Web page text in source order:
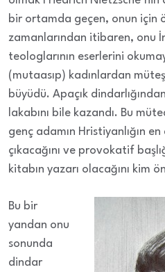
bir ortamda geçen, onun için
zamanlarından itibaren, onu
teologlarının eserlerini
(mutaasıp) kadınlardan
büyüdü. Apaçık
lakabını bile kazandı. Bu
genç adamın Hristiyanlığın
çıkacağını ve provokatif
kitabın yazarı olacağını kim
Bu bir
yandan onu
sonunda
dindar